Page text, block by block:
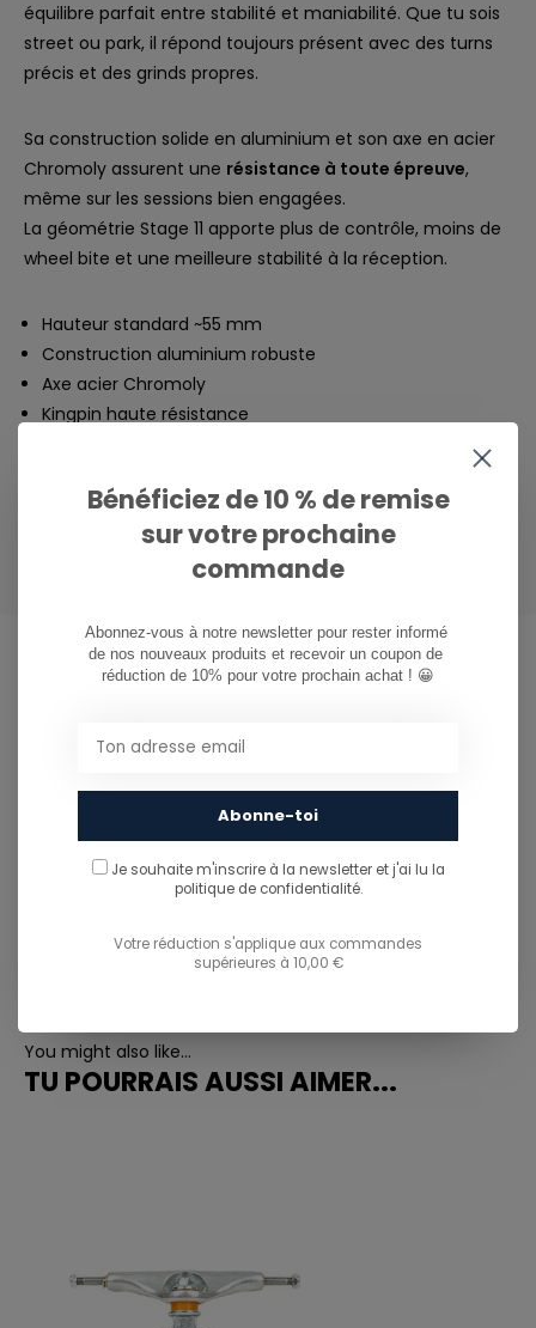
équilibre parfait entre stabilité et maniabilité. Que tu sois
street ou park, il répond toujours présent avec des turns
précis et des grinds propres.
Sa construction solide en aluminium et son axe en acier
Chromoly assurent une résistance à toute épreuve,
même sur les sessions bien engagées.
La géométrie Stage 11 apporte plus de contrôle, moins de
wheel bite et une meilleure stabilité à la réception.
Hauteur standard ~55 mm
Construction aluminium robuste
Axe acier Chromoly
Kingpin haute résistance
Si tu veux un setup clean sans te poser de questions, les
Indy font clairement le taf.
Service à la clientèle:
info@ostreet.be
PARTAGER CE PRODUIT
You might also like...
TU POURRAIS AUSSI AIMER...
Bénéficiez de 10 % de remise
sur votre prochaine
commande
Abonnez-vous à notre newsletter pour rester informé
de nos nouveaux produits et recevoir un coupon de
réduction de 10% pour votre prochain achat ! 😀
Abonne-toi
Je souhaite m'inscrire à la newsletter et j'ai lu la
politique de confidentialité.
Votre réduction s'applique aux commandes
supérieures à 10,00 €